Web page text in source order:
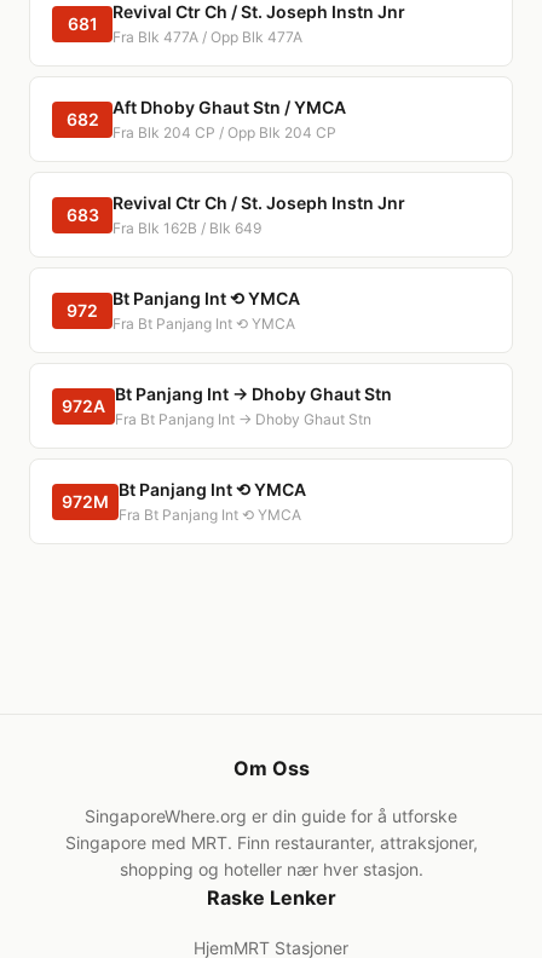
681
Revival Ctr Ch / St. Joseph Instn Jnr
Fra Blk 477A / Opp Blk 477A
682
Aft Dhoby Ghaut Stn / YMCA
Fra Blk 204 CP / Opp Blk 204 CP
683
Revival Ctr Ch / St. Joseph Instn Jnr
Fra Blk 162B / Blk 649
972
Bt Panjang Int ⟲ YMCA
Fra Bt Panjang Int ⟲ YMCA
972A
Bt Panjang Int → Dhoby Ghaut Stn
Fra Bt Panjang Int → Dhoby Ghaut Stn
972M
Bt Panjang Int ⟲ YMCA
Fra Bt Panjang Int ⟲ YMCA
Om Oss
SingaporeWhere.org er din guide for å utforske
Singapore med MRT. Finn restauranter, attraksjoner,
shopping og hoteller nær hver stasjon.
Raske Lenker
HjemMRT Stasjoner